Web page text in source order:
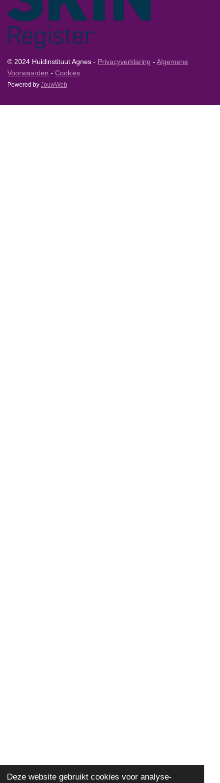
Deze website gebruikt cookies voor analyse-
© 2024 Huidinstituut Agnes - Privacyverklaring - Algemene
Voorwaarden - Cookies
Powered by JouwWeb